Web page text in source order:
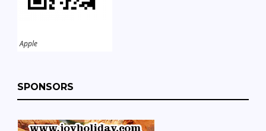
Apple
SPONSORS